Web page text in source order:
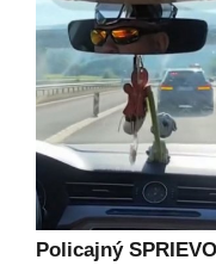
Policajný